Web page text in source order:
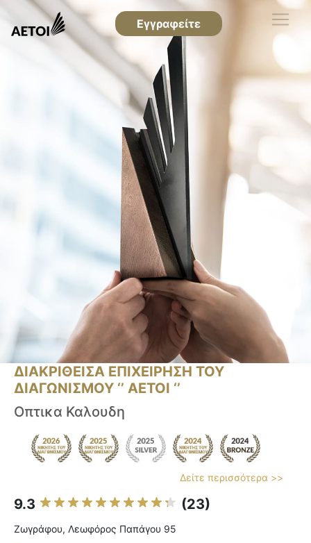
Εγγραφείτε
ΔΙΑΚΡΙΘΕΙΣΑ ΕΠΙΧΕΙΡΗΣΗ ΤΟΥ
ΔΙΑΓΩΝΙΣΜΟΥ ‘’ ΑΕΤΟΙ ‘’
Οπτικα Καλουδη
Δείτε περισσότερα >>
9.3 (23)
Ζωγράφου, Λεωφόρος Παπάγου 95